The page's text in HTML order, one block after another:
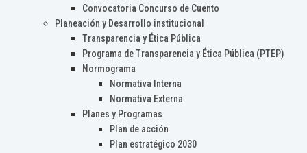
Convocatoria Concurso de Cuento
Planeación y Desarrollo institucional
Transparencia y Ética Pública
Programa de Transparencia y Ética Pública (PTEP)
Normograma
Normativa Interna
Normativa Externa
Planes y Programas
Plan de acción
Plan estratégico 2030